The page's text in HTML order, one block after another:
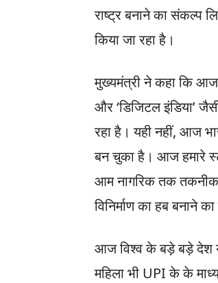
राष्ट्र बनाने का संकल्प
किया जा रहा है।
मुख्यमंत्री ने कहा कि आज
और ‘डिजिटल इंडिया’
रहा है। यही नहीं, आज
बन चुका है। आज हमारे
आम नागरिक तक तकनीक
विनिर्माण का हब बनाने
आज विश्व के बड़े बड़े देश
महिला भी UPI के के